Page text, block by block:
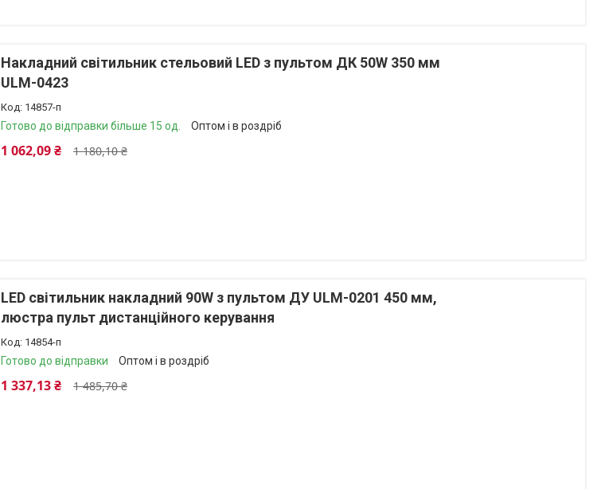
Накладний світильник стельовий LED з пультом ДК 50W 350 мм
ULM-0423
14857-п
Готово до відправки більше 15 од. Оптом і в роздріб
1 180,10 ₴
1 062,09 ₴
LED світильник накладний 90W з пультом ДУ ULM-0201 450 мм,
люстра пульт дистанційного керування
14854-п
Готово до відправки Оптом і в роздріб
1 485,70 ₴
1 337,13 ₴